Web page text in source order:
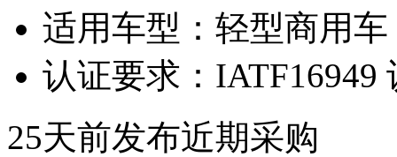
适用车型： 轻型商用
认证要求： IATF16949
25天前发布近期采购